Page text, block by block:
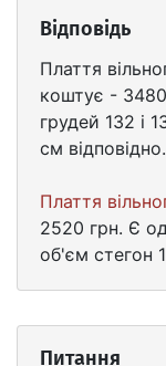
Відповідь
Плаття
коштує -
грудей 132 і
см відповідно.
Плаття
2520 грн. Є
об'єм стегон
Питання